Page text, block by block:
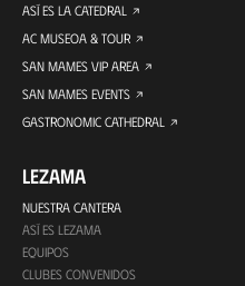
ASÍ ES LA CATEDRAL
AC MUSEOA & TOUR
SAN MAMES VIP AREA
SAN MAMES EVENTS
GASTRONOMIC CATHEDRAL
LEZAMA
NUESTRA CANTERA
ASÍ ES LEZAMA
EQUIPOS
CLUBES CONVENIDOS